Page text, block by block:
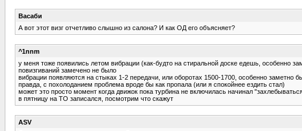
Васаби
А вот этот визг отчетливо слышно из салона? И как ОД его объясняет?
^1nnm
у меня тоже появились летом вибрации (как-будто на стиральной доске едешь, особенно
повизгиваний замечено не было
вибрации появляются на стыках 1-2 передачи, или оборотах 1500-1700, особенно заметно
правда, с похолоданием проблема вроде бы как пропала (или я спокойнее ездить стал)
может это просто момент когда движок пока турбина не включилась начинал
в пятницу на ТО записался, посмотрим что скажут
ASV